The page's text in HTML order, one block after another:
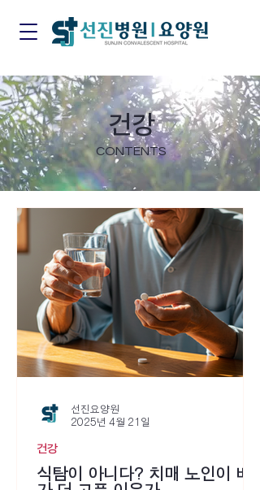
건강
CONTENTS
식탐이 아니다? 치매 노인이 배
건강
선진요양원
2025년 4월 21일